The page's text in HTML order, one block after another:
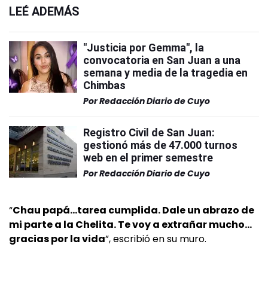
LEÉ ADEMÁS
"Justicia por Gemma", la
convocatoria en San Juan a una
semana y media de la tragedia en
Chimbas
PorRedacción Diario de Cuyo
Registro Civil de San Juan:
gestionó más de 47.000 turnos
web en el primer semestre
PorRedacción Diario de Cuyo
“Chau papá…tarea cumplida. Dale un abrazo de
mi parte a la Chelita. Te voy a extrañar mucho…
gracias por la vida”, escribió en su muro.